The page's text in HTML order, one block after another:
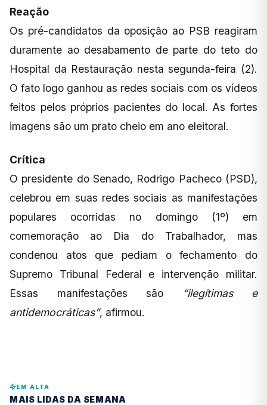
Reação
Os pré-candidatos da oposição ao PSB reagiram
duramente ao desabamento de parte do teto do
Hospital da Restauração nesta segunda-feira (2).
O fato logo ganhou as redes sociais com os vídeos
feitos pelos próprios pacientes do local. As fortes
imagens são um prato cheio em ano eleitoral.
Crítica
O presidente do Senado, Rodrigo Pacheco (PSD),
celebrou em suas redes sociais as manifestações
populares ocorridas no domingo (1º) em
comemoração ao Dia do Trabalhador, mas
condenou atos que pediam o fechamento do
Supremo Tribunal Federal e intervenção militar.
Essas manifestações são “ilegítimas e
antidemocráticas”, afirmou.
EM ALTA
MAIS LIDAS DA SEMANA